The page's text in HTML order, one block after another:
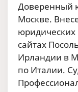
Доверенный
Москве.
сайтах
Ирландии в
по Италии.